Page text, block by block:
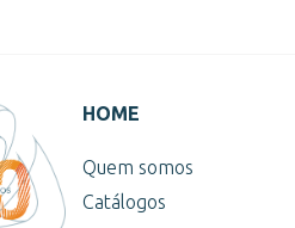
HOME
Quem somos
Catálogos